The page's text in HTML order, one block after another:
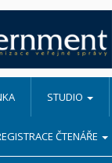
STUDIO
ČTENÁŘE